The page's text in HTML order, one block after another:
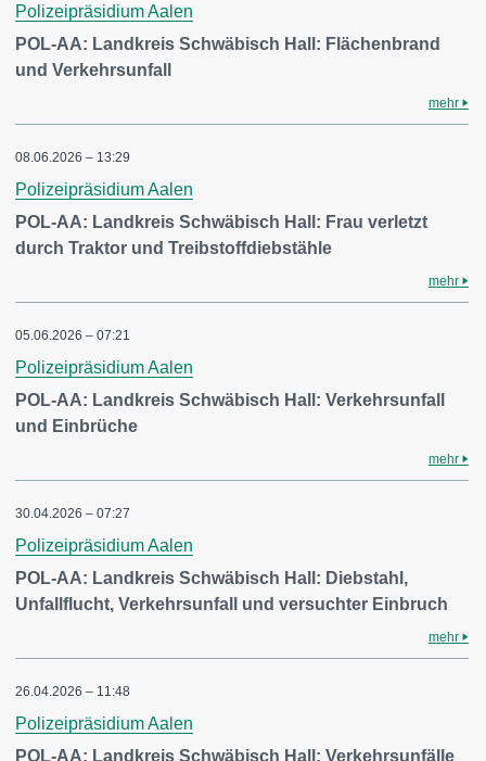
Polizeipräsidium Aalen
POL-AA: Landkreis Schwäbisch Hall: Flächenbrand
und Verkehrsunfall
mehr
08.06.2026 – 13:29
Polizeipräsidium Aalen
POL-AA: Landkreis Schwäbisch Hall: Frau verletzt
durch Traktor und Treibstoffdiebstähle
mehr
05.06.2026 – 07:21
Polizeipräsidium Aalen
POL-AA: Landkreis Schwäbisch Hall: Verkehrsunfall
und Einbrüche
mehr
30.04.2026 – 07:27
Polizeipräsidium Aalen
POL-AA: Landkreis Schwäbisch Hall: Diebstahl,
Unfallflucht, Verkehrsunfall und versuchter Einbruch
mehr
26.04.2026 – 11:48
Polizeipräsidium Aalen
POL-AA: Landkreis Schwäbisch Hall: Verkehrsunfälle